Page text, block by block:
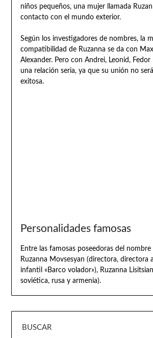
niños pequeños, una mujer llamada
contacto con el mundo exterior.
Según los investigadores de nombres, la
compatibilidad de Ruzanna se da con
Alexander. Pero con Andrei, Leonid,
una relación seria, ya que su unión no
exitosa.
Personalidades famosas
Entre las famosas poseedoras del
Ruzanna Movsesyan (directora, directora
infantil «Barco volador»), Ruzanna
soviética, rusa y armenia).
BUSCAR